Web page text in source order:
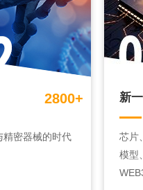
2800+
精密器械的时代
新
芯片
模型、